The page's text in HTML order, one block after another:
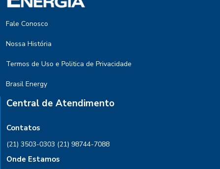
Fale Conosco
Nossa História
Termos de Uso e Politica de Privacidade
Brasil Energy
Central de Atendimento
Contatos
(21) 3503-0303 (21) 98744-7088
Onde Estamos